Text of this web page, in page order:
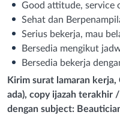
Good attitude, service
Sehat dan
Serius bekerja, mau
Bersedia mengikut
Bersedia bekerja
Kirim surat lamaran kerja,
ada), copy ijazah terakhir
dengan subject: